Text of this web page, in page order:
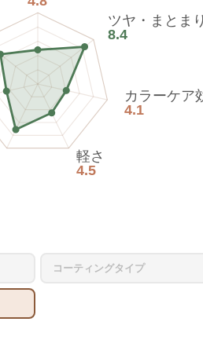
ツヤ・まとまり
8.4
カラーケア
4.1
軽さ
4.5
コーティングタイプ